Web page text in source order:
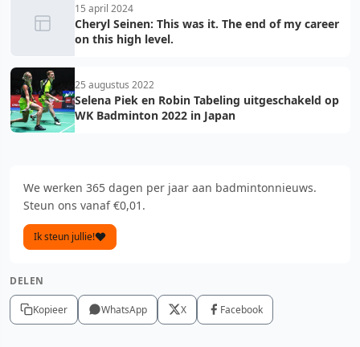
15 april 2024
Cheryl Seinen: This was it. The end of my career
on this high level.
25 augustus 2022
Selena Piek en Robin Tabeling uitgeschakeld op
WK Badminton 2022 in Japan
We werken 365 dagen per jaar aan badmintonnieuws.
Steun ons vanaf €0,01.
Ik steun jullie!
DELEN
Kopieer WhatsApp X Facebook